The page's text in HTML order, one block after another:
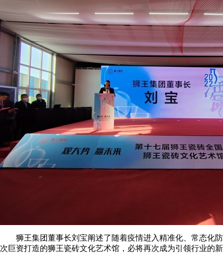
狮王集团董事长刘宝阐述了随着疫情进入精准化、常态化防
次巨资打造的狮王瓷砖文化艺术馆，必将再次成为引领行业的